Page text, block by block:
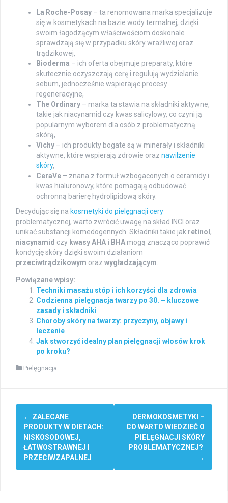
La Roche-Posay – ta renomowana marka specjalizuje
się w kosmetykach na bazie wody termalnej, dzięki
swoim łagodzącym właściwościom doskonale
sprawdzają się w przypadku skóry wrażliwej oraz
trądzikowej,
Bioderma – ich oferta obejmuje preparaty, które
skutecznie oczyszczają cerę i regulują wydzielanie
sebum, jednocześnie wspierając procesy
regeneracyjne,
The Ordinary – marka ta stawia na składniki aktywne,
takie jak niacynamid czy kwas salicylowy, co czyni ją
popularnym wyborem dla osób z problematyczną
skórą,
Vichy – ich produkty bogate są w minerały i składniki
aktywne, które wspierają zdrowie oraz nawilżenie
skóry,
CeraVe – znana z formuł wzbogaconych o ceramidy i
kwas hialuronowy, które pomagają odbudować
ochronną barierę hydrolipidową skóry.
Decydując się na kosmetyki do pielęgnacji cery
problematycznej, warto zwrócić uwagę na skład INCI oraz
unikać substancji komedogennych. Składniki takie jak retinol,
niacynamid czy kwasy AHA i BHA mogą znacząco poprawić
kondycję skóry dzięki swoim działaniom
przeciwtrądzikowym oraz wygładzającym
Powiązane wpisy:
Techniki masażu stóp i ich korzyści dla zdrowia
Codzienna pielęgnacja twarzy po 30. – kluczowe
zasady i składniki
Choroby skóry na twarzy: przyczyny, objawy i
leczenie
Jak stworzyć idealny plan pielęgnacji włosów krok
po kroku?
Pielęgnacja
Post
navigation
← ZALECANE
PRODUKTY W DIETACH:
NISKOSODOWEJ,
ŁATWOSTRAWNEJ I
PRZECIWZAPALNEJ
DERMOKOSMETYKI –
CO WARTO WIEDZIEĆ O
PIELĘGNACJI SKÓRY
PROBLEMATYCZNEJ?
→